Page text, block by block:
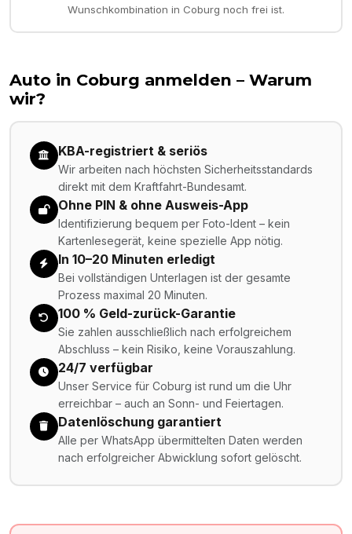
Wunschkombination in Coburg noch frei ist.
Auto in Coburg anmelden – Warum
wir?
KBA-registriert & seriös
Wir arbeiten nach höchsten Sicherheitsstandards
direkt mit dem Kraftfahrt-Bundesamt.
Ohne PIN & ohne Ausweis-App
Identifizierung bequem per Foto-Ident – kein
Kartenlesegerät, keine spezielle App nötig.
In 10–20 Minuten erledigt
Bei vollständigen Unterlagen ist der gesamte
Prozess maximal 20 Minuten.
100 % Geld-zurück-Garantie
Sie zahlen ausschließlich nach erfolgreichem
Abschluss – kein Risiko, keine Vorauszahlung.
24/7 verfügbar
Unser Service für Coburg ist rund um die Uhr
erreichbar – auch an Sonn- und Feiertagen.
Datenlöschung garantiert
Alle per WhatsApp übermittelten Daten werden
nach erfolgreicher Abwicklung sofort gelöscht.